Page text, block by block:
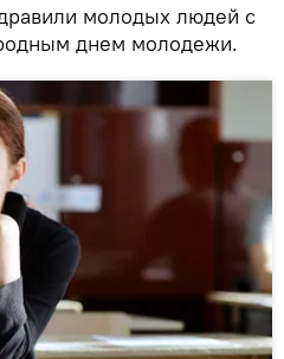
молодых людей с
днем молодежи.